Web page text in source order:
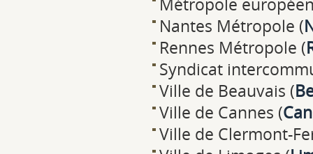
Métropole
Nantes Métropole (
Rennes Métropole (
Syndicat
Ville de Beauvais (
Ville de Cannes (
Ville de Clermont-